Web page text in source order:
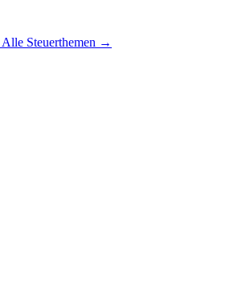
Alle Steuerthemen →